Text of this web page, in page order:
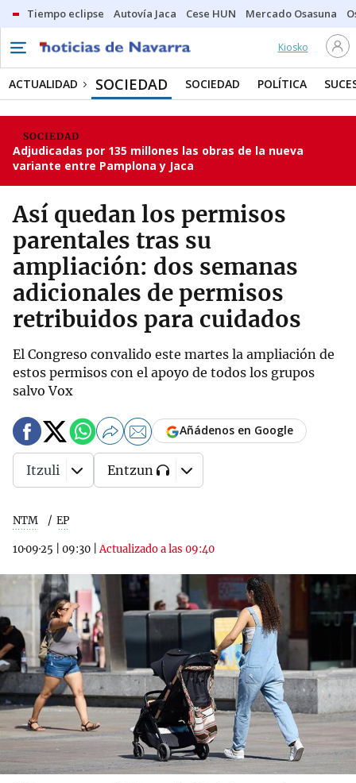
Tiempo eclipse Autovía Jaca Cese HUN Mercado Osasuna
Kiosko
ACTUALIDAD SOCIEDAD SOCIEDAD POLÍTICA
SOCIEDAD
Adjudicadas por 135 millones las obras de la nueva
variante entre Pamplona y Jaca
Así quedan los permisos
parentales tras su
ampliación: dos semanas
adicionales de permisos
retribuidos para cuidados
El Congreso convalido este martes la ampliación de
estos permisos con el apoyo de todos los grupos
salvo Vox
NTM EP
10·09·25 09:30 |Actualizado a las 09:40
Añádenos en Google
Itzuli Entzun